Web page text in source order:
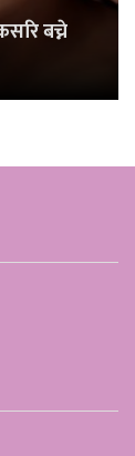
बच्ने